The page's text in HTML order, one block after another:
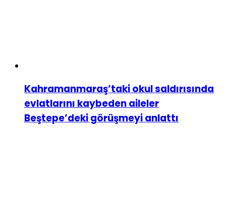
Kahramanmaraş’taki okul saldırısında
evlatlarını kaybeden aileler
Beştepe’deki görüşmeyi anlattı